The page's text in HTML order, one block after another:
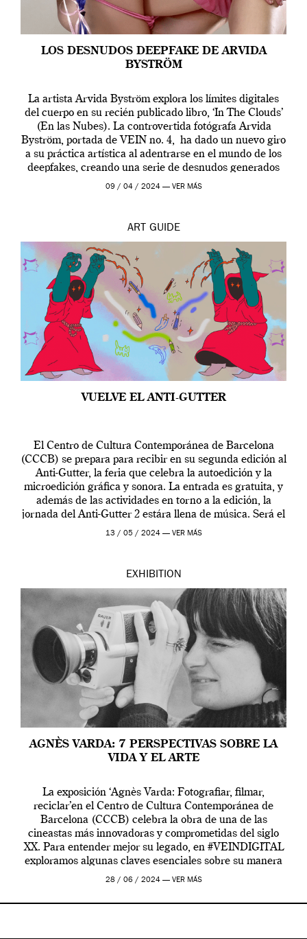
LOS DESNUDOS DEEPFAKE DE ARVIDA
BYSTRÖM
La artista Arvida Byström explora los límites digitales
del cuerpo en su recién publicado libro, ‘In The Clouds’
(En las Nubes). La controvertida fotógrafa Arvida
Byström, portada de VEIN no. 4, ha dado un nuevo giro
a su práctica artística al adentrarse en el mundo de los
deepfakes, creando una serie de desnudos generados
por […]
09 / 04 / 2024 — VER MÁS
ART GUIDE
VUELVE EL ANTI-GUTTER
El Centro de Cultura Contemporánea de Barcelona
(CCCB) se prepara para recibir en su segunda edición al
Anti-Gutter, la feria que celebra la autoedición y la
microedición gráfica y sonora. La entrada es gratuita, y
además de las actividades en torno a la edición, la
jornada del Anti-Gutter 2 estára llena de música. Será el
[…]
13 / 05 / 2024 — VER MÁS
EXHIBITION
AGNÈS VARDA: 7 PERSPECTIVAS SOBRE LA
VIDA Y EL ARTE
La exposición ‘Agnès Varda: Fotografiar, filmar,
reciclar’en el Centro de Cultura Contemporánea de
Barcelona (CCCB) celebra la obra de una de las
cineastas más innovadoras y comprometidas del siglo
XX. Para entender mejor su legado, en #VEINDIGITAL
exploramos algunas claves esenciales sobre su manera
de entender la vida, el cine y el arte contemporáneo.
28 / 06 / 2024 — VER MÁS